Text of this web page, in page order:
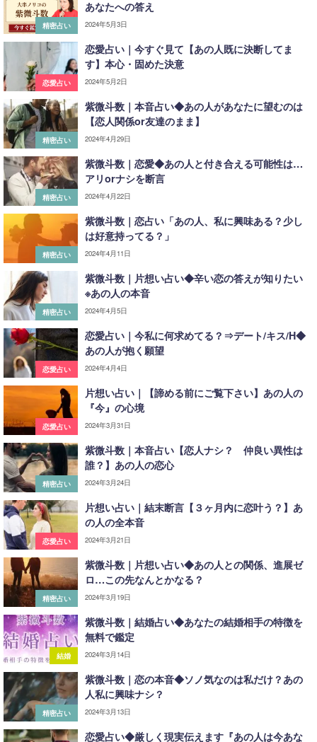
精密占い
あなたへの答え
2024年5月3日
恋愛占い
恋愛占い｜今すぐ見て【あの人既に決断してま
す】本心・固めた決意
2024年5月2日
精密占い
紫微斗数｜本音占い◆あの人があなたに望むのは
【恋人関係or友達のまま】
2024年4月29日
精密占い
紫微斗数｜恋愛◆あの人と付き合える可能性は…
アリorナシを断言
2024年4月22日
精密占い
紫微斗数｜恋占い「あの人、私に興味ある？少し
は好意持ってる？」
2024年4月11日
精密占い
紫微斗数｜片想い占い◆辛い恋の答えが知りたい
※あの人の本音
2024年4月5日
恋愛占い
恋愛占い｜今私に何求めてる？⇒デート/キス/H◆
あの人が抱く願望
2024年4月4日
恋愛占い
片想い占い｜【諦める前にご覧下さい】あの人の
『今』の心境
2024年3月31日
精密占い
紫微斗数｜本音占い【恋人ナシ？ 仲良い異性は
誰？】あの人の恋心
2024年3月24日
恋愛占い
片想い占い｜結末断言【３ヶ月内に恋叶う？】あ
の人の全本音
2024年3月21日
精密占い
紫微斗数｜片想い占い◆あの人との関係、進展ゼ
ロ…この先なんとかなる？
2024年3月19日
結婚
紫微斗数｜結婚占い◆あなたの結婚相手の特徴を
無料で鑑定
2024年3月14日
精密占い
紫微斗数｜恋の本音◆ソノ気なのは私だけ？あの
人私に興味ナシ？
2024年3月13日
恋愛占い◆厳しく現実伝えます『あの人は今あな